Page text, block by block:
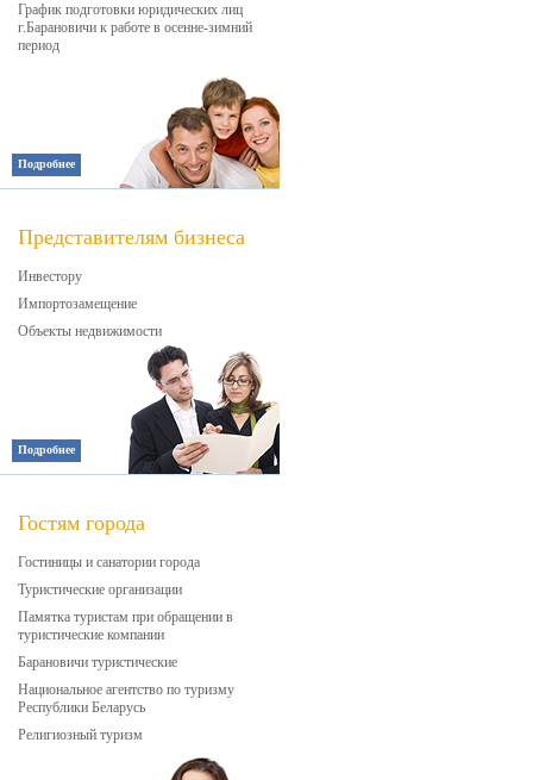
График подготовки юридических лиц
г.Барановичи к работе в осенне-зимний
период
Подробнее
Представителям бизнеса
Инвестору
Импортозамещение
Объекты недвижимости
Подробнее
Гостям города
Гостиницы и санатории города
Туристические организации
Памятка туристам при обращении в
туристические компании
Барановичи туристические
Национальное агентство по туризму
Республики Беларусь
Религиозный туризм